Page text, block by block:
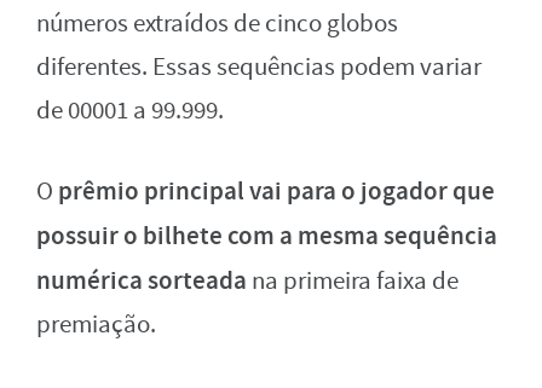
números extraídos de cinco globos
diferentes. Essas sequências podem variar
de 00001 a 99.999.
O prêmio principal vai para o jogador que
possuir o bilhete com a mesma sequência
numérica sorteada na primeira faixa de
premiação.